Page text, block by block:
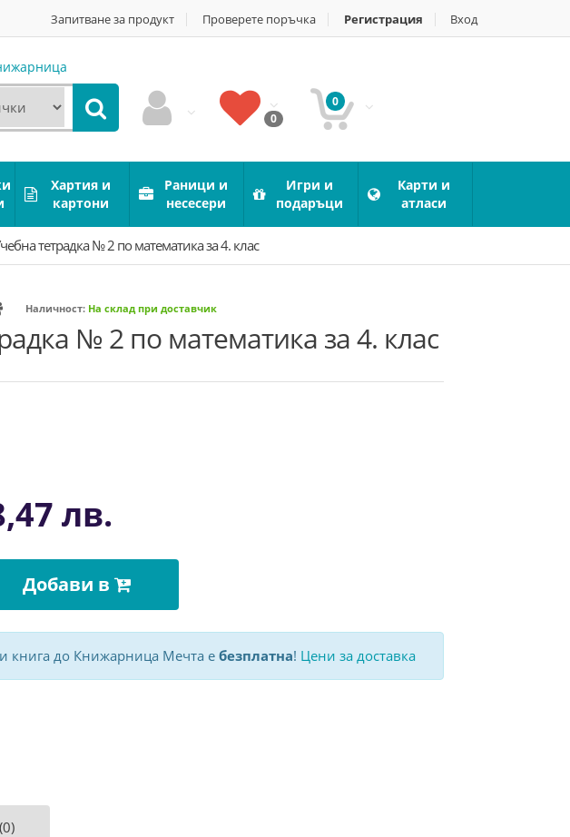
Запитване за продукт Проверете поръчка Регистрация Вход
0
0
Хартия и
картони
Раници и
несесери
Игри и
подаръци
Карти и
атласи
тетрадка № 2 по математика за 4. клас
Наличност: На склад при доставчик
№ 2 по математика за 4. клас
лв.
Добави в
книга до Книжарница Мечта ебезплатна! Цени за доставка